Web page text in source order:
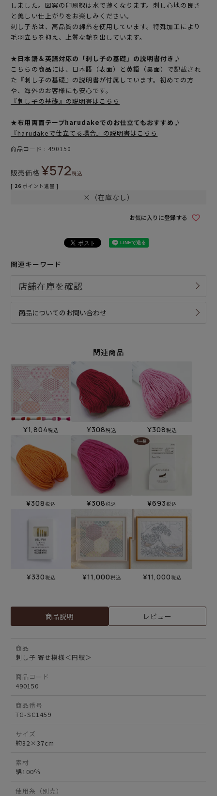
しました。図案の印刷線は水で薄くなります。刺し心地の良さ
と美しい仕上がりをお楽しみください。
刺し子糸は、高品質の綿糸を使用しています。特殊加工により
毛羽立ちを抑え、上質な艶を出しています。
★日本語＆英語対応の「刺し子の基礎」の説明書付き♪
こちらの商品には、日本語（表面）と英語（裏面）で記載され
た『刺し子の基礎』の説明書が付属しています。初めての方
や、海外のお客様にも安心です。
『刺し子の基礎』の説明書はこちら
★布用両面テープharudakeでのお仕立てもおすすめ♪
『harudakeで仕立てる場合』の説明書はこちら
商品コード 490150
販売価格 ¥572税込
[ 26 ポイント進呈 ]
×（在庫なし）
お気に入りに登録する
関連キーワード
商品についてのお問い合わせ
関連商品
¥1,804税込 ¥308税込 ¥308税込
¥308税込 ¥308税込 ¥693税込
¥330税込 ¥11,000税込 ¥11,000税込
商品説明 レビュー
商品
刺し子 寄せ模様＜円紋＞
商品コード
490150
商品番号
TG-SC1459
サイズ
約32×37cm
素材
綿100％
使用糸（別売）